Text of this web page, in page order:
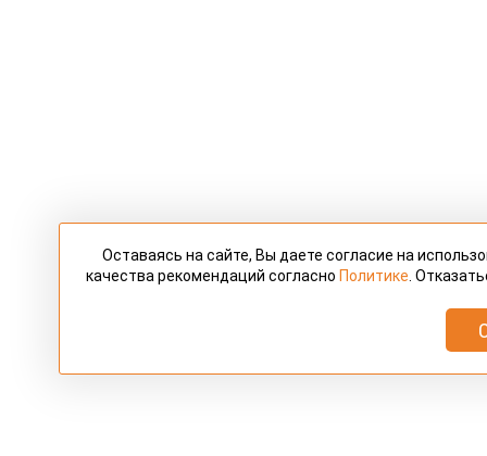
Оставаясь на сайте, Вы даете согласие на
качества рекомендаций согласно Политике .